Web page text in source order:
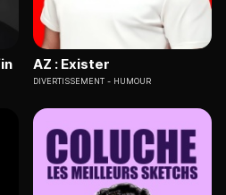
AZ : Exister
DIVERTISSEMENT HUMOUR